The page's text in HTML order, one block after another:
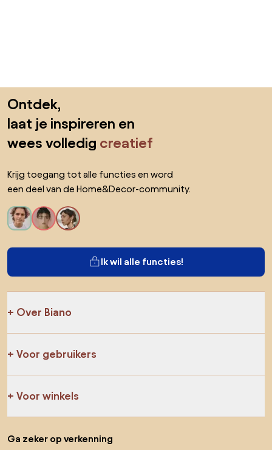
Ontdek,
laat je inspireren en
wees volledig creatief
Krijg toegang tot alle functies en word
een deel van de Home&Decor-community.
Ik wil alle functies!
Over Biano
Voor gebruikers
Voor winkels
Ga zeker op verkenning